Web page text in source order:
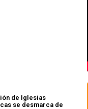
de Iglesias
se desmarca de